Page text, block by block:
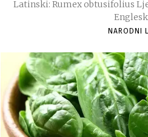
Latinski: Rumex obtusifolius
NARODNI